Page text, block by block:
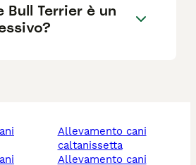
Bull Terrier è un
allevamento cani
caltanissetta
allevamento cani